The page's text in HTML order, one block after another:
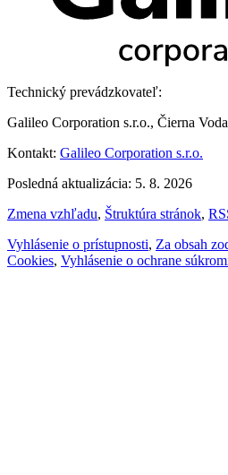
Technický prevádzkovateľ:
Galileo Corporation s.r.o., Čierna
Kontakt: Galileo Corporation s.r.o.
Posledná aktualizácia: 5. 8. 2026
Zmena vzhľadu, Štruktúra stránok,
Vyhlásenie o prístupnosti, Za obsah
Cookies, Vyhlásenie o ochrane